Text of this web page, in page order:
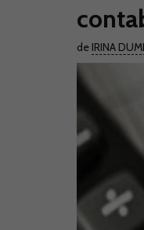
de IRINA